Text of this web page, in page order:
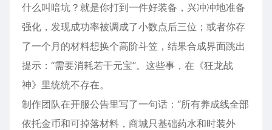
什么叫暗坑？就是你打到一件好装备，兴冲冲地准备
强化，发现成功率被调成了小数点后三位；或者你存
了一个月的材料想换个高阶斗笠，结果合成界面跳出
提示：“需要消耗若干元宝”。这些事，在《狂龙战
神》里统统不存在。
制作团队在开服公告里写了一句话：“所有养成线全部
依托金币和可掉落材料，商城只基础药水和时装外